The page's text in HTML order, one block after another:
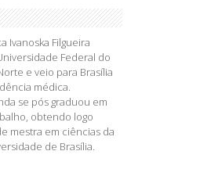
Ivanoska Filgueira
Federal do
e veio para Brasília
médica.
se pós graduou em
obtendo logo
mestra em ciências da
de Brasília.